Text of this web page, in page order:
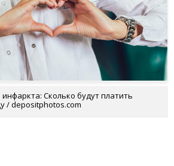
Сколько будут платить
/ depositphotos.com